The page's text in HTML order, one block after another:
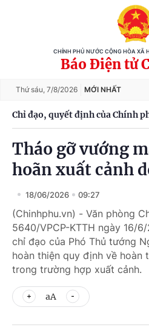
CHÍNH PHỦ NƯỚC CỘNG HÒA XÃ
Báo Điện tử
Thứ sáu, 7/8/2026 MỚI NHẤT
Chỉ đạo, quyết định của Chính
Tháo gỡ vướng
hoãn xuất cảnh
18/06/2026 09:27
(Chinhphu.vn) - Văn phòng
5640/VPCP-KTTH ngày 16/
chỉ đạo của Phó Thủ tướng
hoàn thiện quy định về hoàn
trong trường hợp xuất cảnh.
aA